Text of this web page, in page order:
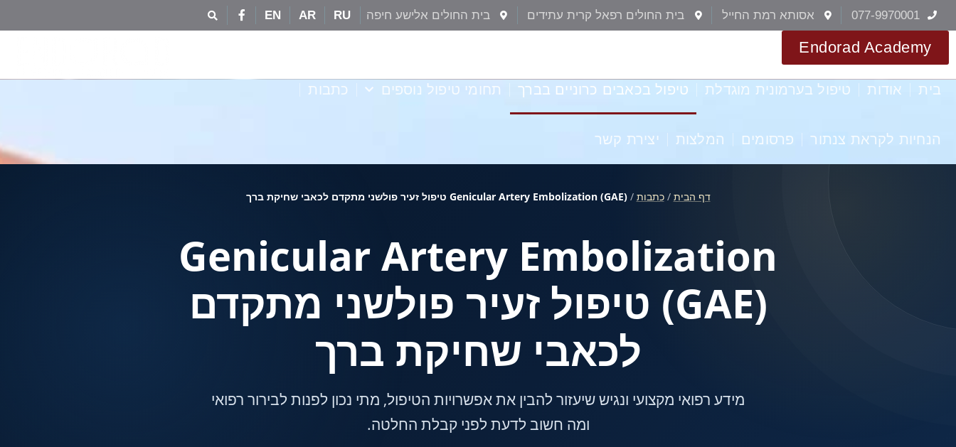
077-9970001 אסותא רמת החייל בית החולים רפאל קרית עתידים בית החולים אלישע חיפה RU
AR
EN
Endorad Academy
בית אודות טיפול בערמונית מוגדלת טיפול בכאבים כרוניים בברך תחומי טיפול נוספים כתבות
הנחיות לקראת צנתור פרסומים המלצות יצירת קשר
דף הבית /כתבות /Genicular Artery Embolization (GAE) טיפול זעיר פולשני מתקדם לכאבי שחיקת ברך
Genicular Artery Embolization
(GAE) טיפול זעיר פולשני מתקדם
לכאבי שחיקת ברך
מידע רפואי מקצועי ונגיש שיעזור להבין את אפשרויות הטיפול, מתי נכון לפנות לבירור רפואי
ומה חשוב לדעת לפני קבלת החלטה.